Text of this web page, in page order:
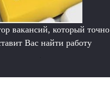
вакансий, который точно
Вас найти работу